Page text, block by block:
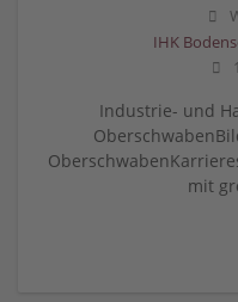
IHK
Industrie- und
mit